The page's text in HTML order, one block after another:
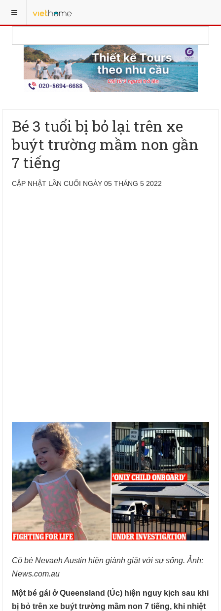
Bé 3 tuổi bị bỏ lại trên xe
buýt trường mầm non gần
7 tiếng
CẬP NHẬT LẦN CUỐI NGÀY 05 THÁNG 5 2022
Cô bé Nevaeh Austin hiện giành giật với sự sống. Ảnh:
News.com.au
Một bé gái ở Queensland (Úc) hiện nguy kịch sau khi
bị bỏ trên xe buýt trường mầm non 7 tiếng, khi nhiệt